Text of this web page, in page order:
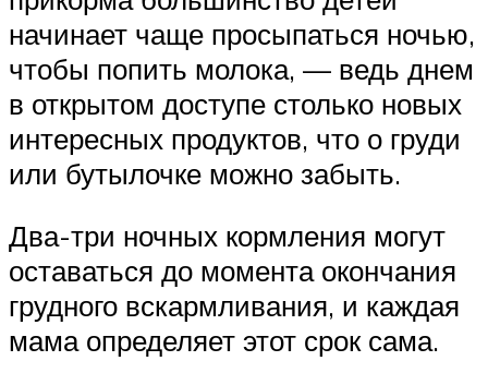
начинает чаще просыпаться ночью,
чтобы попить молока, — ведь днем
в открытом доступе столько новых
интересных продуктов, что о груди
или бутылочке можно забыть.
Два-три ночных кормления могут
оставаться до момента окончания
грудного вскармливания, и каждая
мама определяет этот срок сама.